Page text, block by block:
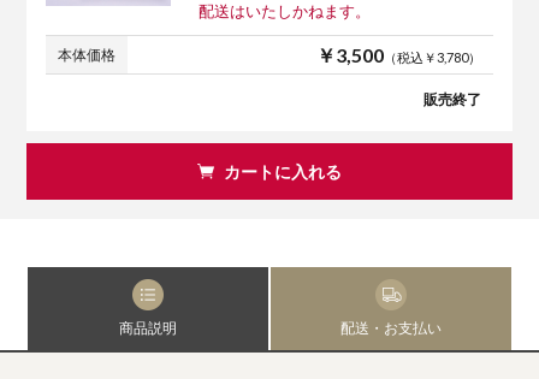
配送はいたしかねます。
本体価格 ￥3,500（税込￥3,780）
販売終了
カートに入れる
商品説明 配送・お支払い